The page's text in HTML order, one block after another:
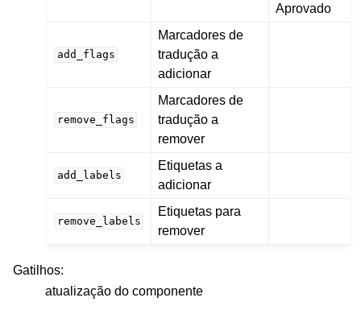
Aprovado
add_flags
Marcadores de
tradução a
adicionar
remove_flags
Marcadores de
tradução a
remover
add_labels
Etiquetas a
adicionar
remove_labels
Etiquetas para
remover
Gatilhos:
atualização do componente